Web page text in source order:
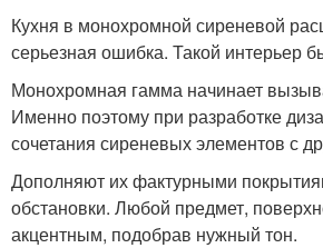
Кухня в монохромной сиреневой
серьезная ошибка. Такой интерьер
Монохромная гамма начинает
Именно поэтому при разработке
сочетания сиреневых элементов с
Дополняют их фактурными
обстановки. Любой предмет,
акцентным, подобрав нужный тон.